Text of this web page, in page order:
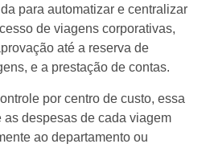
para automatizar e centralizar
de viagens corporativas,
até a reserva de
e a prestação de contas.
por centro de custo, essa
as despesas de cada viagem
ao departamento ou